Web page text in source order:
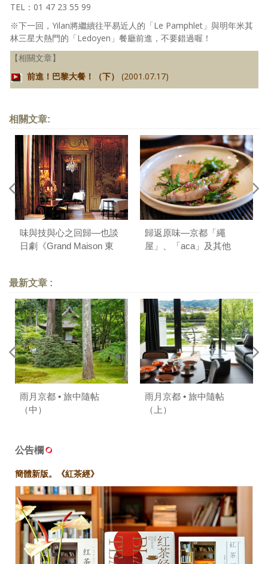
TEL：01 47 23 55 99
※下一回，Yilan將繼續往平易近人的「Le Pamphlet」與明年米其
林三星大熱門的「Ledoyen」餐廳前進，不要錯過喔！
【相關文章】
前進！巴黎大餐！（下）
(2001.07.17)
相關文章:
味與技與心之回歸—也談
日劇《Grand Maison 東
歸返原味—京都「繩
屋」、「aca」及其他
最新文章 :
雨月京都 • 旅中隨帖
（中）
雨月京都 • 旅中隨帖
（上）
公告欄
簡體新版。《紅茶經》